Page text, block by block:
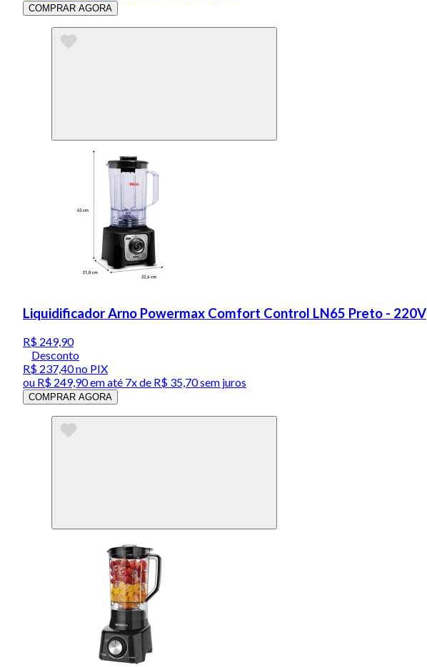
COMPRAR AGORA
Liquidificador Arno Powermax Comfort Control LN65 Preto - 220V
R$ 249,90
Desconto
R$ 237,40no PIX
ou R$ 249,90em até 7x de R$ 35,70 sem juros
COMPRAR AGORA